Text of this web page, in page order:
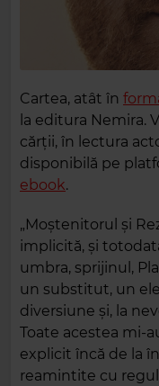
Cartea, atât în
la editura Nemira.
cărții, în lectura
disponibilă pe
ebook.
„Moștenitorul și
implicită, și
umbra, sprijinul,
un substitut, un
diversiune și, la
Toate acestea
explicit încă de la
reamintite cu